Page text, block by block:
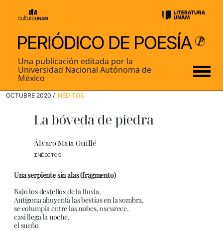
Una publicación editada por la
Universidad Nacional Autónoma de
México
OCTUBRE 2020 / INÉDITOS
La bóveda de piedra
Álvaro Mata Guillé
INÉDITOS
Una serpiente sin alas (fragmento)
Bajo los destellos de la lluvia,
Antígona ahuyenta las bestias en la sombra,
se columpia entre las nubes, oscurece,
casi llega la noche,
el sueño